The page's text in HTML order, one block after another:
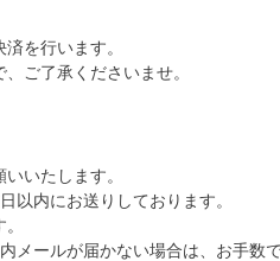
を行います。
ご了承くださいませ。
いたします。
以内にお送りしております。
メールが届かない場合は、お手